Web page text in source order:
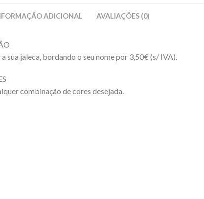
ADICIONAL AVALIAÇÕES (0)
sua jaleca, bordando o seu nome por 3,50€ (s/ IVA).
combinação de cores desejada.